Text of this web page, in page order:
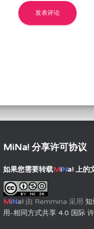
MiNa! 分享许可协议
如果您需要转载MiNa! 上的
MiNa! 由 Remmina 采用 知
用-相同方式共享 4.0 国际